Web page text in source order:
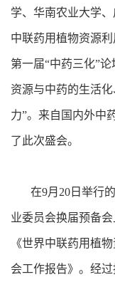
学、华南农业大学
中联药用植物资源
第一届“中药三化”
资源与中药的生活
力”。来自国内外中
了此次盛会。
在9月20日举行的
业委员会换届预备
《世界中联药用植
会工作报告》。经